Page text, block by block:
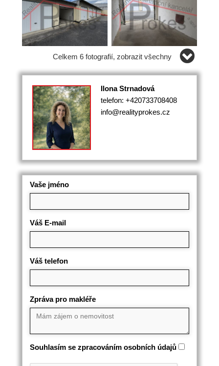
Celkem 6 fotografií, zobrazit všechny
Ilona Strnadová
telefon: +420733708408
info@realityprokes.cz
Vaše jméno
Váš E-mail
Váš telefon
Zpráva pro makléře
Souhlasím se zpracováním osobních údajů